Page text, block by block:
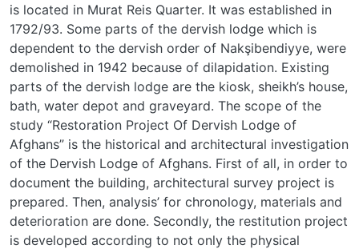
is located in Murat Reis Quarter. It was established in
1792/93. Some parts of the dervish lodge which is
dependent to the dervish order of Nakşibendiyye, were
demolished in 1942 because of dilapidation. Existing
parts of the dervish lodge are the kiosk, sheikh’s house,
bath, water depot and graveyard. The scope of the
study “Restoration Project Of Dervish Lodge of
Afghans” is the historical and architectural investigation
of the Dervish Lodge of Afghans. First of all, in order to
document the building, architectural survey project is
prepared. Then, analysis’ for chronology, materials and
deterioration are done. Secondly, the restitution project
is developed according to not only the physical